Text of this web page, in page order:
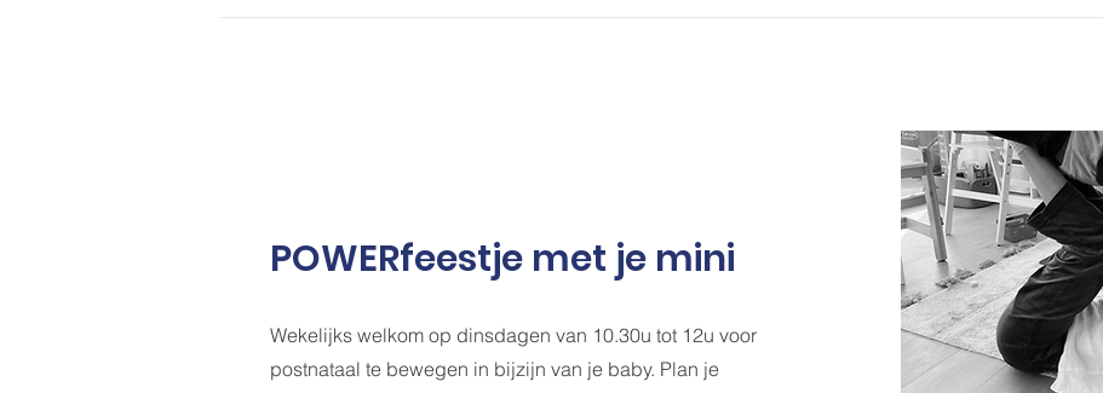
POWERfeestje met je mini
Wekelijks welkom op dinsdagen van 10.30u tot 12u voor
postnataal te bewegen in bijzijn van je baby. Plan je